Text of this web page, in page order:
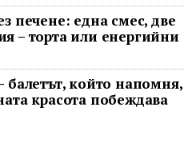
печене: една смес, две
– торта или енергийни
балетът, който напомня,
красота побеждава